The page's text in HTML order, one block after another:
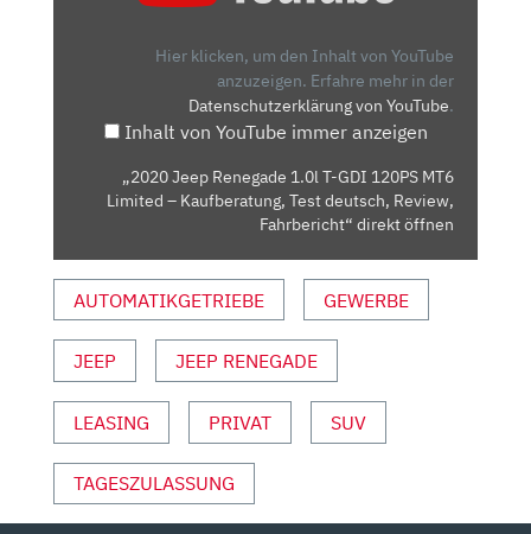
DEUTSCH,
REVIEW,
FAHRBERICHT“
VON
ANZEIGEN
Hier klicken, um den Inhalt von YouTube
anzuzeigen. Erfahre mehr in der
Datenschutzerklärung von YouTube.
Inhalt von YouTube immer anzeigen
„2020 Jeep Renegade 1.0l T-GDI 120PS MT6
Limited – Kaufberatung, Test deutsch, Review,
Fahrbericht“ direkt öffnen
AUTOMATIKGETRIEBE GEWERBE
JEEP JEEP RENEGADE
LEASING PRIVAT SUV
TAGESZULASSUNG